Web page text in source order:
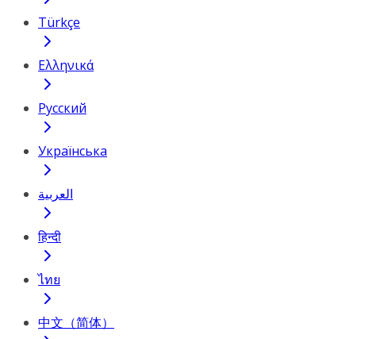
Türkçe
Ελληνικά
Русский
Українська
العربية
हिन्दी
ไทย
中文（简体）